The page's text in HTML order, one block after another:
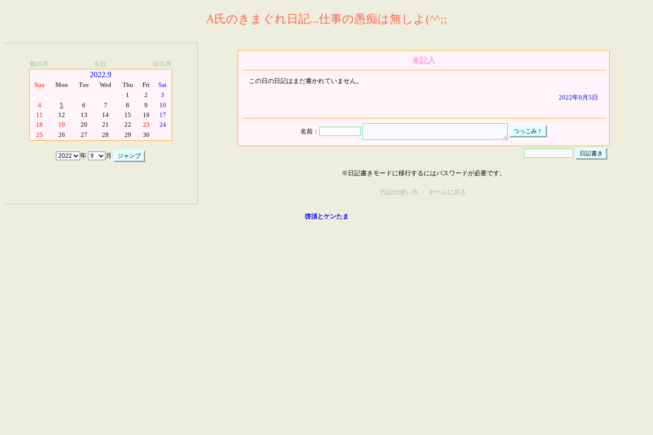
A氏のきまぐれ日記...仕事の愚痴は無しよ(^^;;
前の月 今日 次の月
2022.9
Sun Mon Tue Wed Thu Fri
Sat
1
2
3
4
5 6 7 8 9
10
11
12 13 14 15 16
17
18
19 20 21 22 23
24
25
26 27 28 29 30
年 月
未記入
この日の日記はまだ書かれていません。
2022年9月5日
名前：
※日記書きモードに移行するにはパスワードが必要です。
日記の使い方 ・ ホームに戻る
啓須とケンたま